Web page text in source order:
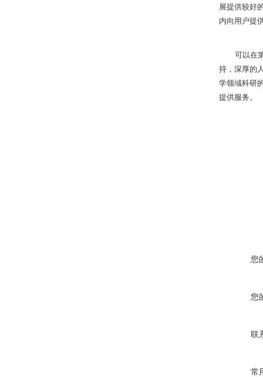
展提供较好
内向用户提
可以在
持，深厚的
学领域科研
提供服务。
您
您
联
常